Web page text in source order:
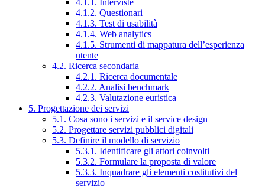
4.1.1. Interviste
4.1.2. Questionari
4.1.3. Test di usabilità
4.1.4. Web analytics
4.1.5. Strumenti di mappatura dell’esperienza
utente
4.2. Ricerca secondaria
4.2.1. Ricerca documentale
4.2.2. Analisi benchmark
4.2.3. Valutazione euristica
5. Progettazione dei servizi
5.1. Cosa sono i servizi e il service design
5.2. Progettare servizi pubblici digitali
5.3. Definire il modello di servizio
5.3.1. Identificare gli attori coinvolti
5.3.2. Formulare la proposta di valore
5.3.3. Inquadrare gli elementi costitutivi del
servizio